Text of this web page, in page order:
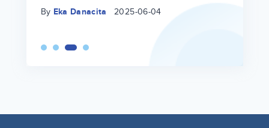
By Eka Danacita 2025-06-04